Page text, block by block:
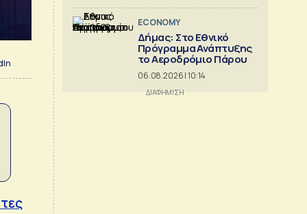
ECONOMY
Δήμας: Στο Εθνικό
Πρόγραμμα Ανάπτυξης
το Αεροδρόμιο Πάρου
06.08.2026 | 10:14